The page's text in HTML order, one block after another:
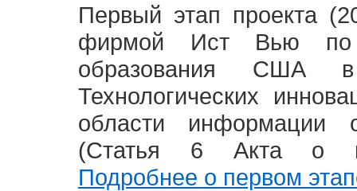
Первый этап проекта
фирмой Ист Вью по
образования США
Технологических
области информации
(Статья 6 Акта о
Подробнее о первом